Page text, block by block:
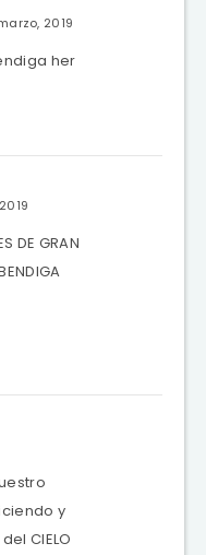
2019
her
DE GRAN
y
CIELO